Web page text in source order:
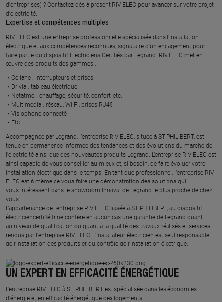
d'entreprises) ? Contactez dès à présent RIV ELEC pour avancer sur votre projet
d’électricité.
Expertise et compétences multiples​
​RIV ELEC est une entreprise professionnelle spécialisée dans l’installation
électrique et aux compétences reconnues, ​signataire d'un engagement pour
faire partie du dispositif Electriciens Certifiés par Legrand​. RIV ELEC met en
œuvre des produits des gammes : ​
Céliane : interrupteurs et prises ​
Drivia : tableau électrique ​
Netatmo : chauffage, sécurité, confort, etc.​
Multimédia : réseau, Wi-Fi, prises RJ45​
Visiophone connecté​
Etc.​
​Accompagnée par Legrand, l’entreprise RIV ELEC, située à ST PHILIBERT, est
tenue en permanence informée des tendances et des évolutions du marché de
l'électricité ainsi que des nouveautés produits Legrand. L’entreprise RIV ELEC est
ainsi capable de vous conseiller au mieux et, si besoin, de faire évoluer votre
installation électrique dans le temps. En tant que professionnel, l’entreprise RIV
ELEC est à même de vous faire une démonstration des solutions qui
vous intéressent dans le showroom Innoval de Legrand le plus proche de chez
vous.​
L’appartenance de l’entreprise RIV ELEC basée à ST PHILIBERT, au dispositif
électriciencertifié.fr ne confère en aucun cas une garantie de Legrand quant
au niveau de qualification ou quant à la qualité des travaux réalisés et services
rendus par l’entreprise RIV ELEC. L’installateur électricien est seul responsable
de l’installation des produits et du contrôle de l’installation électrique.
UN EXPERT EN EFFICACITÉ ÉNERGÉTIQUE
L'entreprise RIV ELEC à ST PHILIBERT est spécialisée dans les économies
d'énergie et en efficacité énergétique des logements.